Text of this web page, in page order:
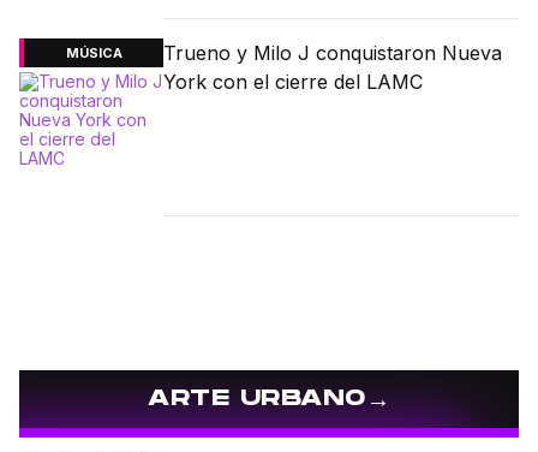
MÚSICA
Trueno y Milo J conquistaron Nueva
York con el cierre del LAMC
ARTE URBANO→